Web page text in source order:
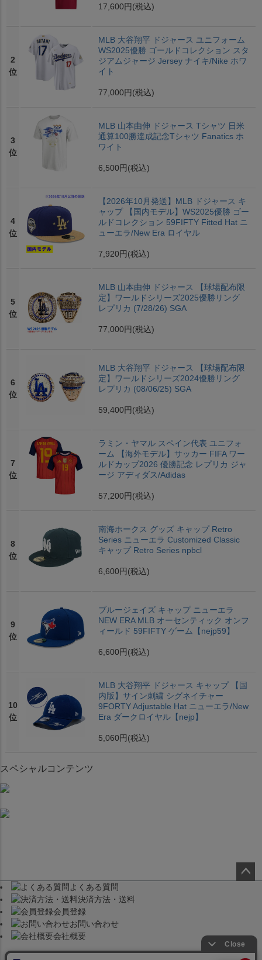
17,600円 (税込)
2
位
MLB 大谷翔平 ドジャース ユニフォーム
WS2025優勝 ゴールドコレクション スタ
ジアムジャージ Jersey ナイキ/Nike ホワ
イト
77,000円 (税込)
3
位
MLB 山本由伸 ドジャース Tシャツ 日米
通算100勝達成記念Tシャツ Fanatics ホ
ワイト
6,500円 (税込)
4
位
【2026年10月発送】MLB ドジャース キ
ャップ 【国内モデル】WS2025優勝 ゴー
ルドコレクション 59FIFTY Fitted Hat ニ
ューエラ/New Era ロイヤル
7,920円 (税込)
5
位
MLB 山本由伸 ドジャース 【球場配布限
定】ワールドシリーズ2025優勝リング
レプリカ (7/28/26) SGA
77,000円 (税込)
6
位
MLB 大谷翔平 ドジャース 【球場配布限
定】ワールドシリーズ2024優勝リング
レプリカ (08/06/25) SGA
59,400円 (税込)
7
位
ラミン・ヤマル スペイン代表 ユニフォ
ーム 【海外モデル】サッカー FIFA ワー
ルドカップ2026 優勝記念 レプリカ ジャ
ージ アディダス/Adidas
57,200円 (税込)
8
位
南海ホークス グッズ キャップ Retro
Series ニューエラ Customized Classic
キャップ Retro Series npbcl
6,600円 (税込)
9
位
ブルージェイズ キャップ ニューエラ
NEW ERA MLB オーセンティック オンフ
ィールド 59FIFTY ゲーム【nejp59】
6,600円 (税込)
10
位
MLB 大谷翔平 ドジャース キャップ 【国
内版】サイン刺繍 シグネイチャー
9FORTY Adjustable Hat ニューエラ/New
Era ダークロイヤル【nejp】
5,060円 (税込)
スペシャルコンテンツ
よくある質問
決済方法・送料
会員登録
お問い合わせ
会社概要